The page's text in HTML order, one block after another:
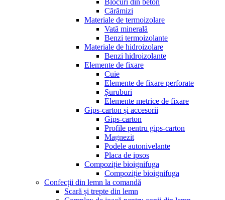
Blocuri din beton
Cărămizi
Materiale de termoizolare
Vată minerală
Benzi termoizolante
Materiale de hidroizolare
Benzi hidroizolante
Elemente de fixare
Cuie
Elemente de fixare perforate
Șuruburi
Elemente metrice de fixare
Gips-carton și accesorii
Gips-carton
Profile pentru gips-carton
Magnezit
Podele autonivelante
Placa de ipsos
Compoziție bioignifuga
Compoziție bioignifuga
Confecții din lemn la comandă
Scară și trepte din lemn